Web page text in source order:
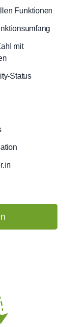
Funktionen
mit
Status